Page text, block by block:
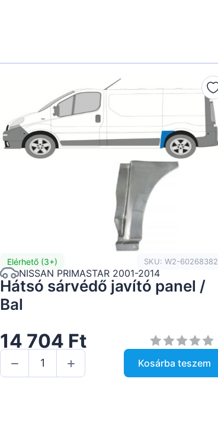
Elérhető (3+) SKU: W2-60268382
NISSAN PRIMASTAR 2001-2014
Hátsó sárvédő javító panel /
Bal
14 704 Ft
Kosárba teszem